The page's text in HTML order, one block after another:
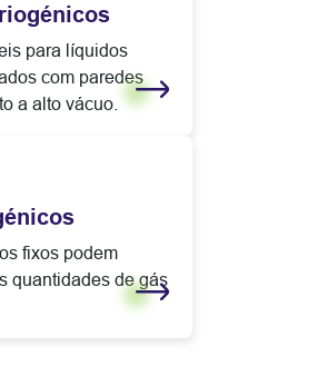
para líquidos
com paredes
a alto vácuo.
fixos podem
quantidades de gás